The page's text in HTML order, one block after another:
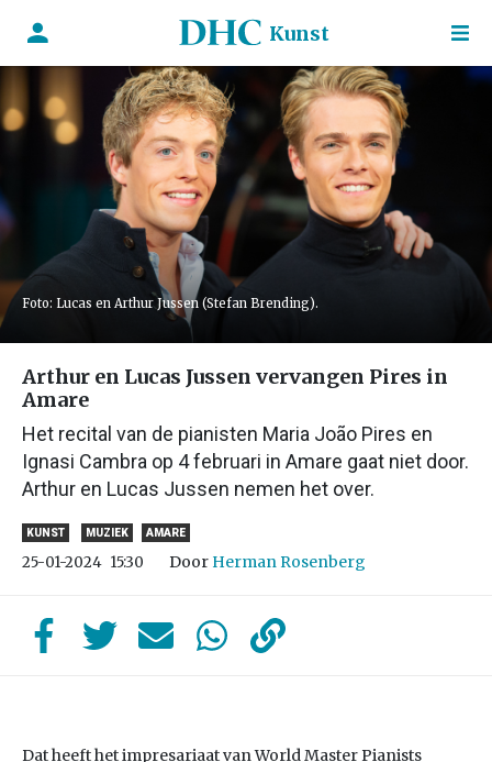
Kunst
Foto: Lucas en Arthur Jussen (Stefan Brending).
Arthur en Lucas Jussen vervangen Pires in
Amare
Het recital van de pianisten Maria João Pires en
Ignasi Cambra op 4 februari in Amare gaat niet door.
Arthur en Lucas Jussen nemen het over.
KUNST MUZIEK AMARE
25-01-2024 15:30 Door Herman Rosenberg
Dat heeft het impresariaat van World Master Pianists